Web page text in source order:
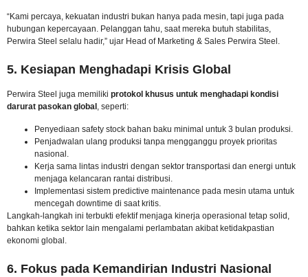
“Kami percaya, kekuatan industri bukan hanya pada mesin, tapi juga pada
hubungan kepercayaan. Pelanggan tahu, saat mereka butuh stabilitas,
Perwira Steel selalu hadir,” ujar Head of Marketing & Sales Perwira Steel.
5. Kesiapan Menghadapi Krisis Global
Perwira Steel juga memiliki protokol khusus untuk menghadapi kondisi
darurat pasokan global , seperti:
Penyediaan safety stock bahan baku minimal untuk 3 bulan produksi.
Penjadwalan ulang produksi tanpa mengganggu proyek prioritas
nasional.
Kerja sama lintas industri dengan sektor transportasi dan energi untuk
menjaga kelancaran rantai distribusi.
Implementasi sistem predictive maintenance pada mesin utama untuk
mencegah downtime di saat kritis.
Langkah-langkah ini terbukti efektif menjaga kinerja operasional tetap solid,
bahkan ketika sektor lain mengalami perlambatan akibat ketidakpastian
ekonomi global.
6. Fokus pada Kemandirian Industri Nasional